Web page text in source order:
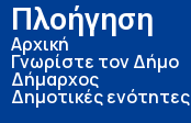
Πλοήγηση
Αρχική
Γνωρίστε τον Δήμο
Δήμαρχος
Δημοτικές ενότητες